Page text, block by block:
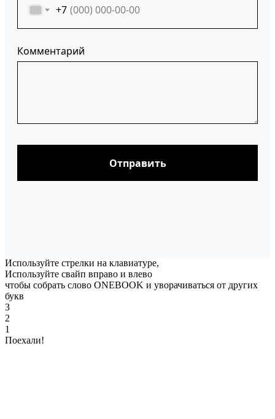
+7
Комментарий
Отправить
Используйте стрелки на клавиатуре,
Используйте свайп вправо и влево
чтобы собрать слово ONEBOOK и уворачиваться от других
букв
3
2
1
Поехали!